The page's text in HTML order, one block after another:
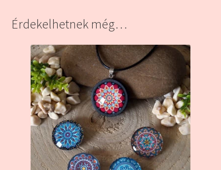
Érdekelhetnek még…